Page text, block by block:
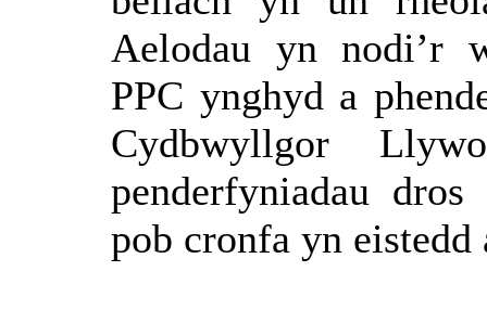
Aelodau yn nodi’r
PPC ynghyd a
Cydbwyllgor
penderfyniadau dros
pob cronfa yn eistedd